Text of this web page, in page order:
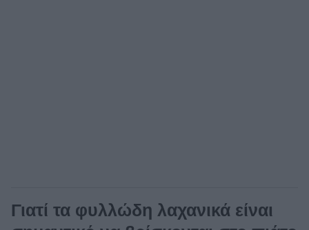
Γιατί τα φυλλώδη λαχανικά είναι